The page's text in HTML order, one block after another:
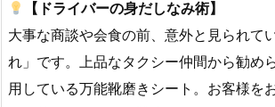
【ドライバーの身だしなみ術】
大事な商談や会食の前、意外と見られて
れ」です。上品なタクシー仲間から勧め
用している万能靴磨きシート。お客様を